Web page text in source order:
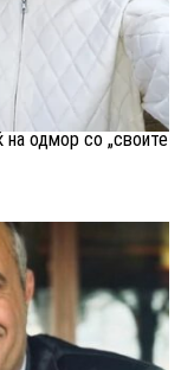
одмор со „своите